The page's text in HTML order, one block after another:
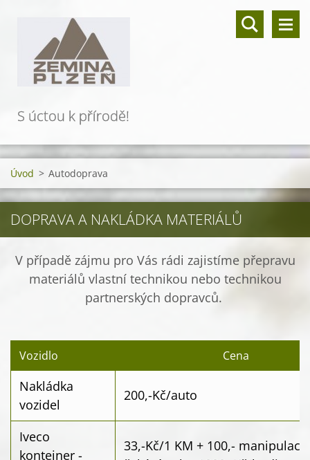
S úctou k přírodě!
Úvod > Autodoprava
DOPRAVA A NAKLÁDKA MATERIÁLŮ
V případě zájmu pro Vás rádi zajistíme přepravu
materiálů vlastní technikou nebo technikou
partnerských dopravců.
Vozidlo Cena
Nakládka
vozidel
200,-Kč/auto
Iveco
kontejner -
33,-Kč/1 KM + 100,- manipulace,